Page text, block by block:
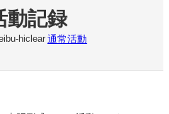
動記録
hiclear 通常活動